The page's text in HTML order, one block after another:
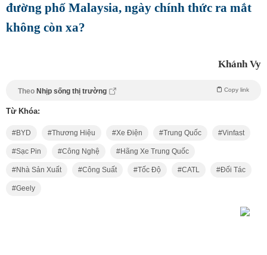
đường phố Malaysia, ngày chính thức ra mắt
không còn xa?
Khánh Vy
Theo Nhịp sống thị trường Copy link
Từ Khóa:
BYD Thương Hiệu Xe Điện Trung Quốc Vinfast
Sạc Pin Công Nghệ Hãng Xe Trung Quốc
Nhà Sản Xuất Công Suất Tốc Độ CATL Đối Tác
Geely